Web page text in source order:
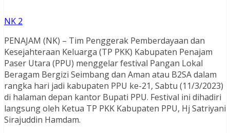
NK 2
PENAJAM (NK) – Tim Penggerak Pemberdayaan dan
Kesejahteraan Keluarga (TP PKK) Kabupaten Penajam
Paser Utara (PPU) menggelar festival Pangan Lokal
Beragam Bergizi Seimbang dan Aman atau B2SA dalam
rangka hari jadi kabupaten PPU ke-21, Sabtu (11/3/2023)
di halaman depan kantor Bupati PPU. Festival ini dihadiri
langsung oleh Ketua TP PKK Kabupaten PPU, Hj Satriyani
Sirajuddin Hamdam.